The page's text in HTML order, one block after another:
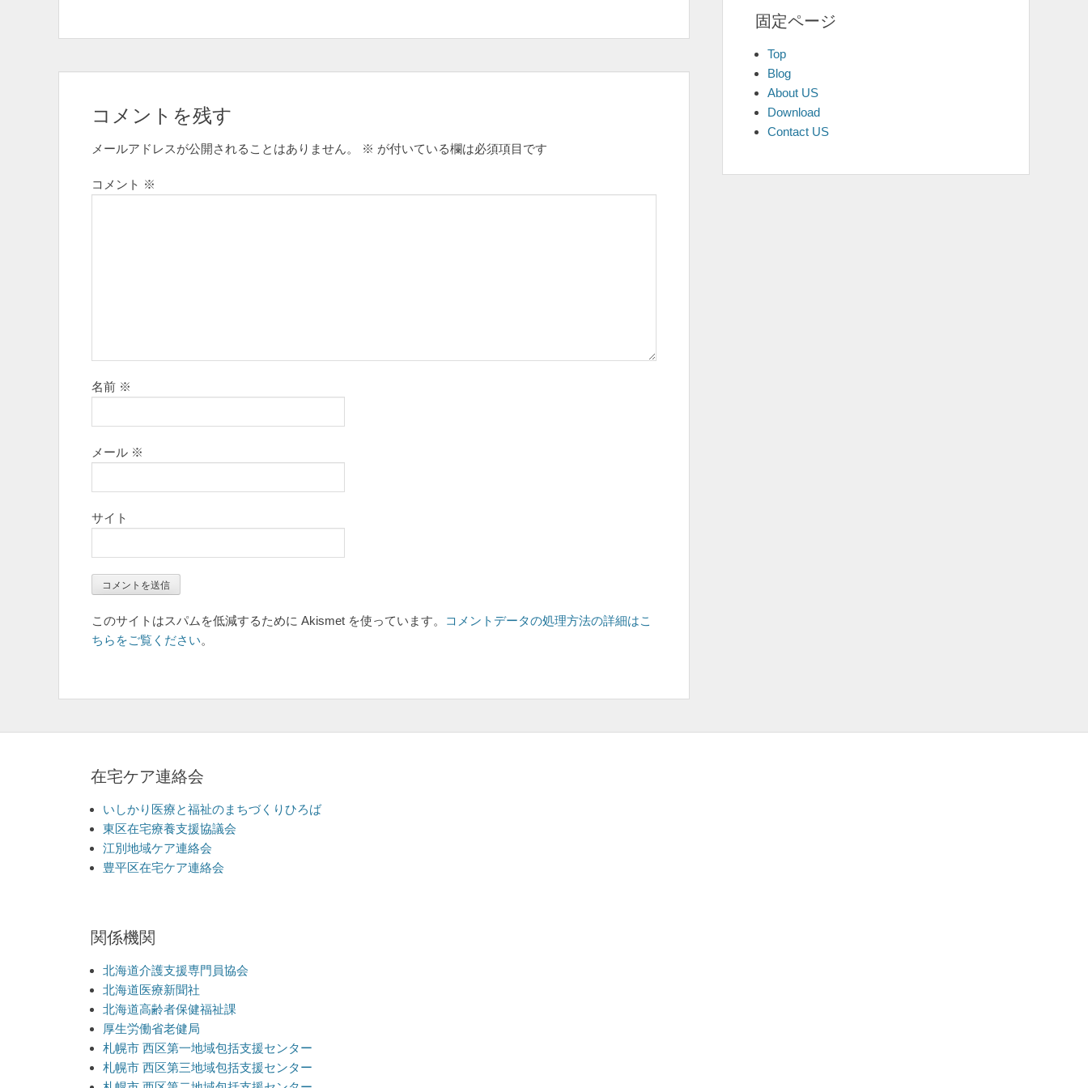
ー
シ
ョ
ン
コメントを残す
メールアドレスが公開されることはありません。 ※ が付いている欄は必須項目です
コメント ※
名前 ※
メール ※
サイト
このサイトはスパムを低減するために Akismet を使っています。
コメントデータの処理方法の詳細はこ
ちらをご覧ください。
固定ページ
Top
Blog
About US
Download
Contact US
在宅ケア連絡会
いしかり医療と福祉のまちづくりひろば
東区在宅療養支援協議会
江別地域ケア連絡会
豊平区在宅ケア連絡会
関係機関
北海道介護支援専門員協会
北海道医療新聞社
北海道高齢者保健福祉課
厚生労働省老健局
札幌市 西区第一地域包括支援センター
札幌市 西区第三地域包括支援センター